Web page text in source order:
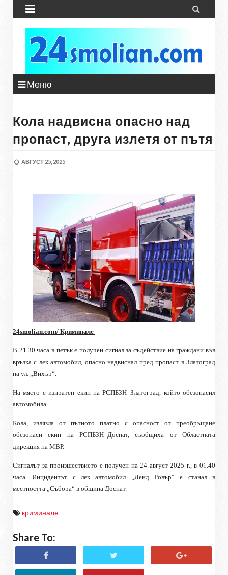
 
Меню
Кола надвисна опасно над
пропаст, друга излетя от пътя
АВГУСТ 25, 2025
24smolian.com/ Криминале
В 21.30 часа в петък е получен сигнал за съдействие на граждани във
връзка с лек автомобил, опасно надвиснал пред пропаст в Златоград
на ул. „Вихър“.
На място е изпратен екип на РСПБЗН–Златоград, който обезопасил
автомобила.
Кола, излязла от пътното платно с опасност от преобръщане
обезопаси екип на РСПБЗН–Доспат, съобщиха от Областната
дирекция на МВР.
Сигналът за произшествието е получен на 24 август 2025 г., в 01.40
часа. Инцидентът с лек автомобил „Ленд Ровър“ е станал в
местността „Събора“ в община Доспат.
криминале
Share To: